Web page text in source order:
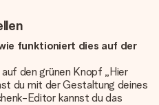
funktioniert dies auf der
den grünen Knopf „Hier
du mit der Gestaltung deines
Editor kannst du das